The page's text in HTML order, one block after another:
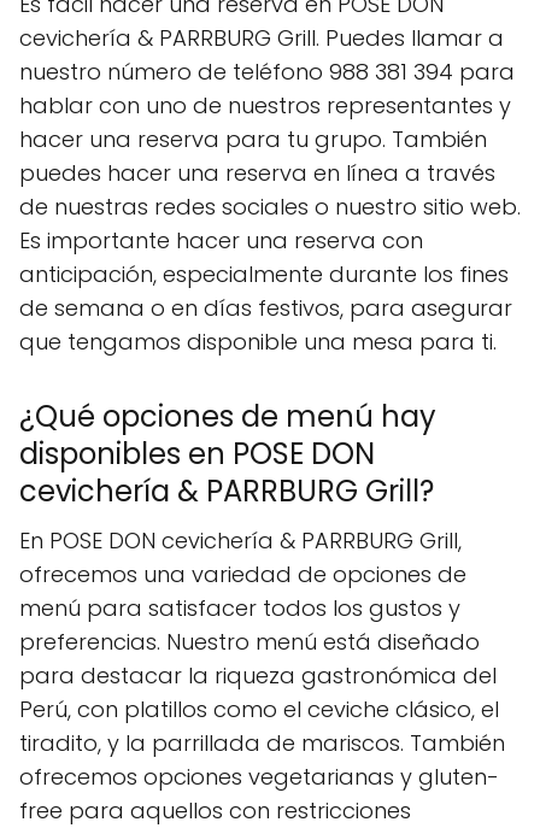
cevichería & PARRBURG Grill. Puedes llamar a
nuestro número de teléfono 988 381 394 para
hablar con uno de nuestros representantes y
hacer una reserva para tu grupo. También
puedes hacer una reserva en línea a través
de nuestras redes sociales o nuestro sitio web.
Es importante hacer una reserva con
anticipación, especialmente durante los fines
de semana o en días festivos, para asegurar
que tengamos disponible una mesa para ti.
¿Qué opciones de menú hay
disponibles en POSE DON
cevichería & PARRBURG Grill?
En POSE DON cevichería & PARRBURG Grill,
ofrecemos una variedad de opciones de
menú para satisfacer todos los gustos y
preferencias. Nuestro menú está diseñado
para destacar la riqueza gastronómica del
Perú, con platillos como el ceviche clásico, el
tiradito, y la parrillada de mariscos. También
ofrecemos opciones vegetarianas y gluten-
free para aquellos con restricciones